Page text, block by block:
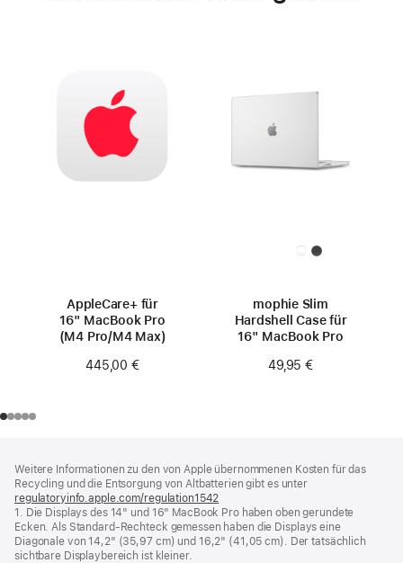
AppleCare+ für
16" MacBook Pro
(M4 Pro/M4 Max)
445,00 €
mophie Slim
Hardshell Case für
16" MacBook Pro
49,95 €
Weitere Informationen zu den von Apple übernommenen Kosten für das
Recycling und die Entsorgung von Altbatterien gibt es unter
regulatoryinfo.apple.com/regulation1542
ein
neues
Fenster)
1. Die Displays des 14" und 16" MacBook Pro haben oben gerundete
Ecken. Als Standard-Rechteck gemessen haben die Displays eine
Diagonale von 14,2" (35,97 cm) und 16,2" (41,05 cm). Der tatsächlich
sichtbare Displaybereich ist kleiner.